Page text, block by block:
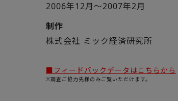
2006年12月～2007年2月
制作
株式会社 ミック経済研究所
■フィードバックデータはこちらから
※調査ご協力先様のみご覧いただけます。